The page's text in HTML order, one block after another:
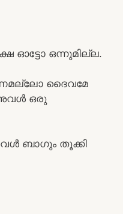
ഓട്ടോ ഒന്നുമില്ല.
ദൈവമേ
ഒരു
ബാഗും തൂക്കി